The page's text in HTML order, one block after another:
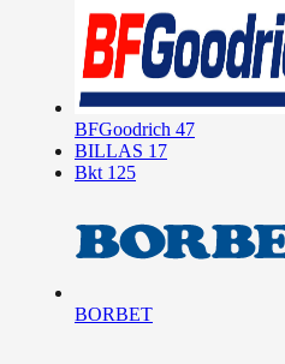
BFGoodrich 47
BILLAS 17
Bkt 125
BORBET